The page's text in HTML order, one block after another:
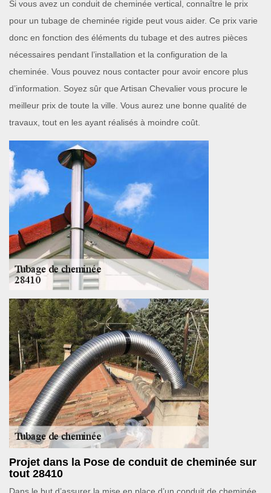
Si vous avez un conduit de cheminée vertical, connaître le prix
pour un tubage de cheminée rigide peut vous aider. Ce prix varie
donc en fonction des éléments du tubage et des autres pièces
nécessaires pendant l’installation et la configuration de la
cheminée. Vous pouvez nous contacter pour avoir encore plus
d’information. Soyez sûr que Artisan Chevalier vous procure le
meilleur prix de toute la ville. Vous aurez une bonne qualité de
travaux, tout en les ayant réalisés à moindre coût.
Projet dans la Pose de conduit de cheminée sur
tout 28410